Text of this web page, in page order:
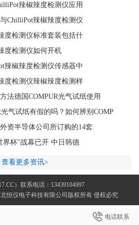
辣椒辣度检测仪应用
ChilliPot辣椒辣度检测仪
度检测仪标准套装包括什
度检测仪如何开机
辣椒辣度检测仪传感器中
度检测仪辣椒辣度检测样
法德国COMPUR光气试纸使用
气试纸有假的吗？如何辨别COMP
资半导体公司所订购的14套
界杯”战幕已开 中日韩德
查看更多资讯>
）联系电话：13439104997
恒仪电子科技有限公司版权所有 侵权必究
电话联系